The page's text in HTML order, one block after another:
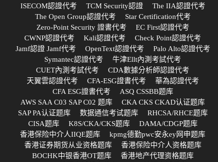
ISECOM認證代考
TCM Security認證
The IIA認證代考
The Open Group認證代考
Star Certification代考
Zero-Point Security 證書代考
EC First認證代考
CWNP認證代考
Kali認證代考
Check Point認證代考
Jamf認證 Jamf代考
OpenText認證代考
Palo Alto認證代考
Symantec認證代考
牛津Ellt內測考試代考
CUET內測考試代考
CDA數據分析師認證代考
天翼雲認證代考
CFA-ESG證書代考
華為認證代考
CFA ESG證書代考
ASQ CSSBB题库
AWS SAA C03 SAP C02 题库
CKA CKS CKAD认证题库
SAP PA认证题库
数据通信考试题库
RHCSA/RHCE题库
CISA题库
K8S/CKA/CKS题库
DAMA/CDGP题库
香港保险中介人IIQE题库
kpmg德勤pwc安永ey网申题库
香港证券期货从业资格题库
香港保险中介人资格题库
BOCHK中银香港OT题库
香港地产代理资格题库